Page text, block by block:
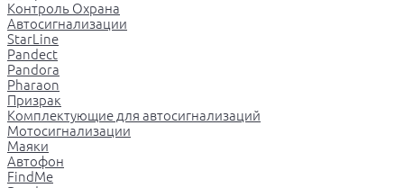
Контроль Охрана
Автосигнализации
StarLine
Pandect
Pandora
Pharaon
Призрак
Комплектующие для автосигнализаций
Мотосигнализации
Маяки
Автофон
FindMe